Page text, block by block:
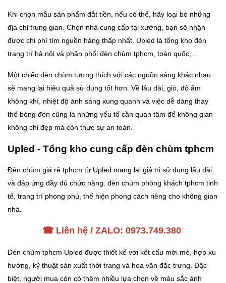
Khi chọn mẫu sản phẩm đắt tiền, nếu có thể, hãy loại bỏ những
địa chỉ trung gian. Chọn nhà cung cấp tại xưởng, bạn sẽ nhận
được chi phí tìm nguồn hàng thấp nhất. Upled là tổng kho đèn
trang trí hà nội và phân phối đèn chùm tphcm, toàn quốc,...
Một chiếc đèn chùm tương thích với các nguồn sáng khác nhau
sẽ mang lại hiệu quả sử dụng tốt hơn. Về lâu dài, gió, độ ẩm
không khí, nhiệt độ ánh sáng xung quanh và việc dễ dàng thay
thế bóng đèn cũng là những yếu tố cần quan tâm để không gian
không chỉ đẹp mà còn thực sự an toàn.
Upled - Tổng kho cung cấp đèn chùm tphcm
Đèn chùm giá rẻ tphcm từ Upled mang lại giá trị sử dụng lâu dài
và đáp ứng đầy đủ chức năng. đèn chùm phòng khách tphcm tinh
tế, trang trí phong phú, thể hiện phong cách riêng cho không gian
nhà.
☎ Liên hệ / ZALO: 0973.749.380
Đèn chùm tphcm Upled được thiết kế với kết cấu mới mẻ, hợp xu
hướng, kỹ thuật sản xuất thời trang và hoa văn đặc trưng. Đặc
biệt, người mua còn có thêm nhiều lựa chọn về màu sắc ánh